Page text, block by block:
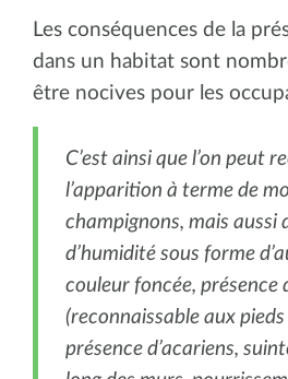
Les conséquences de la
dans un habitat sont
être nocives pour les
C’est ainsi que l’on peut
l’apparition à terme de
champignons, mais aussi
d’humidité sous forme
couleur foncée, présence
(reconnaissable aux pieds
présence d’acariens,